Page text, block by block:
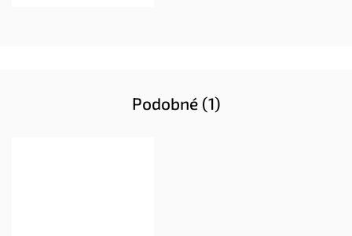
Podobné (1)